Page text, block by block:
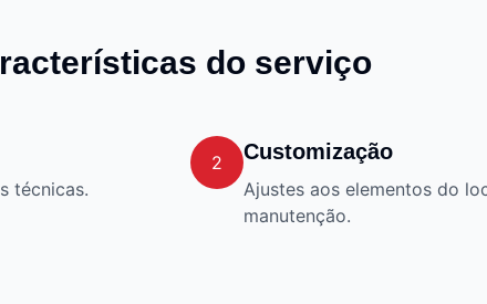
do serviço
técnicas.
2 Customização
Ajustes aos elementos do
manutenção.